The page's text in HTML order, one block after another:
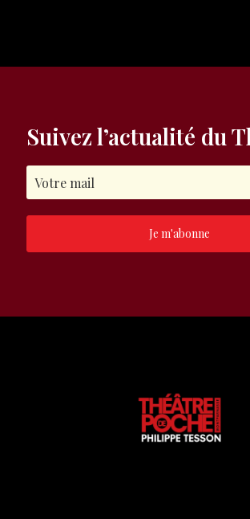
Suivez l’actualité du
Je m'abonne